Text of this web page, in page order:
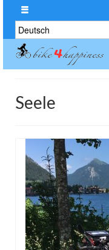
Sprache
auswählen
Seele